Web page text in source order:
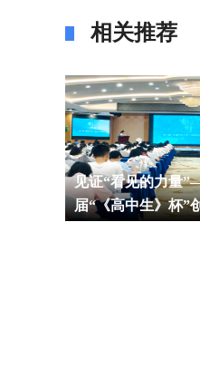
相关推荐
见证“看见的力量
届“《高中生》杯”